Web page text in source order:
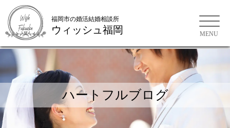
福岡市の婚活結婚相談所
福岡市の婚活結婚相談所
ウィッシュ福岡
ハートフルブログ